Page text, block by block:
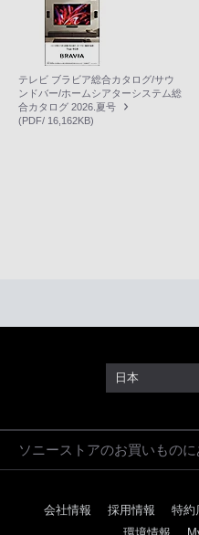
テレビ ブラビア総合カタログ/サウ
ンドバー/ホームシアターシステム総
合カタログ 2026.夏号
(PDF/ 16,162KB)
日本
ソニーストアのお買いものに
会社情報 採用情報 特約